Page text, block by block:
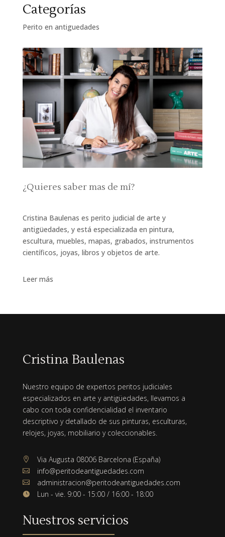
Categorías
Perito en antiguedades
¿Quieres saber mas de mí?
Cristina Baulenas es perito judicial de arte y
antigüedades, y está especializada en pintura,
escultura, muebles, mapas, grabados, instrumentos
científicos, joyas, libros y objetos de arte.
Leer más
Cristina Baulenas
Nuestro equipo de expertos peritos judiciales
especializados en arte y antigüedades, llevamos a
cabo con toda confidencialidad el inventario
descriptivo y detallado de sus pinturas, esculturas,
relojes, joyas, mobiliario y coleccionables.
 Via Augusta 08006 Barcelona (España)
 info@peritodeantiguedades.com
 administracion@peritodeantiguedades.com
 Lun - vie. 9:00 - 15:00 / 16:00 - 18:00
Nuestros servicios